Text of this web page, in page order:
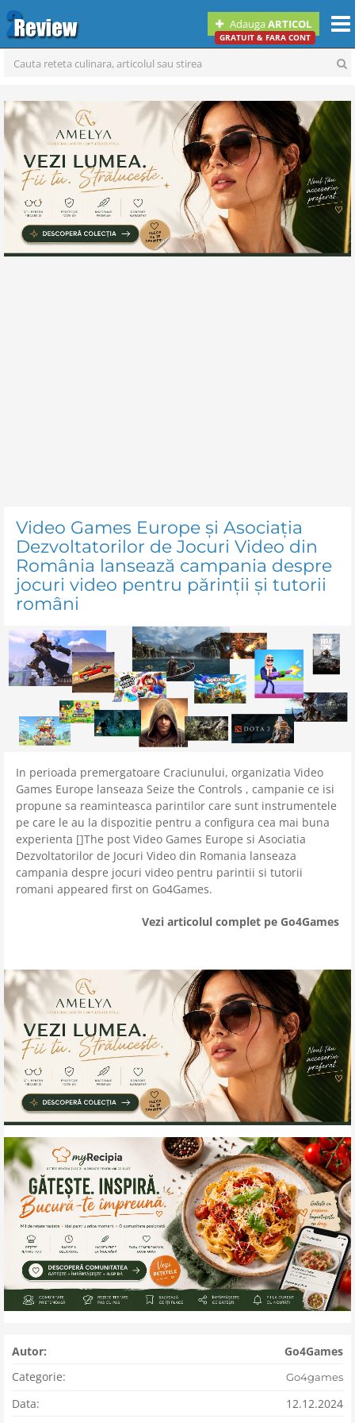
AdaugaARTICOL
GRATUIT & FARA CONT
Video Games Europe și Asociația
Dezvoltatorilor de Jocuri Video din
România lansează campania despre
jocuri video pentru părinții și tutorii
români
In perioada premergatoare Craciunului, organizatia Video
Games Europe lanseaza Seize the Controls , campanie ce isi
propune sa reaminteasca parintilor care sunt instrumentele
pe care le au la dispozitie pentru a configura cea mai buna
experienta []The post Video Games Europe si Asociatia
Dezvoltatorilor de Jocuri Video din Romania lanseaza
campania despre jocuri video pentru parintii si tutorii
romani appeared first on Go4Games.
Vezi articolul complet pe Go4Games
Autor:
Go4Games
Categorie:
Go4games
Data:
12.12.2024